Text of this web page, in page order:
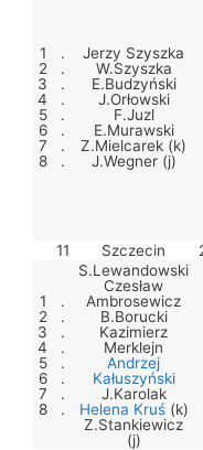
1
2
3
4
5
6
7
8
.
.
.
.
.
.
.
.
Jerzy Szyszka
W.Szyszka
E.Budzyński
J.Orłowski
F.Juzl
E.Murawski
Z.Mielcarek (k)
J.Wegner (j)
11 Szczecin
1
2
3
4
5
6
7
8
.
.
.
.
.
.
.
.
S.Lewandowski
Czesław
Ambrosewicz
B.Borucki
Kazimierz
Merklejn
Andrzej
Kałuszyński
J.Karolak
Helena Kruś(k)
Z.Stankiewicz
(j)